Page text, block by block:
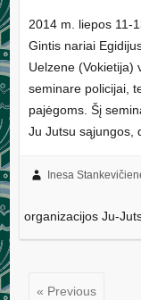
2014 m. liepos 11-
Gintis nariai
Uelzene (Vokietija)
seminare policijai,
pajėgoms. Šį
Ju Jutsu sąjungos,
Inesa
organizacijos Ju-
« Previous